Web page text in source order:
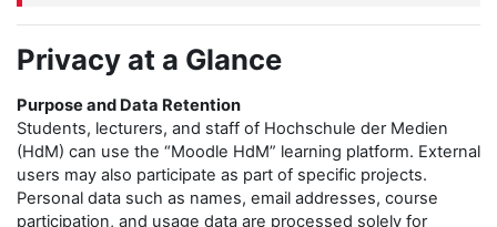
Privacy at a Glance
Purpose and Data Retention
Students, lecturers, and staff of Hochschule der Medien
(HdM) can use the “Moodle HdM” learning platform. External
users may also participate as part of specific projects.
Personal data such as names, email addresses, course
participation, and usage data are processed solely for